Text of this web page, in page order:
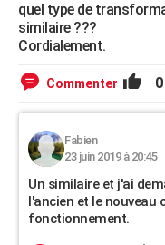
quel type de
similaire ???
Cordialement.
Commenter 0
Fabien
23 juin 2019 à 20:45
Un similaire et j'ai
l'ancien et le nouveau
fonctionnement.